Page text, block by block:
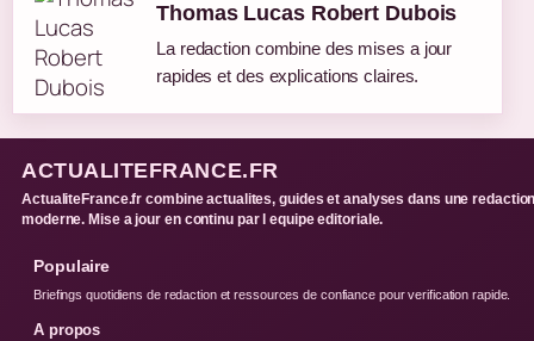
Thomas Lucas Robert Dubois
La redaction combine des mises a jour
rapides et des explications claires.
ACTUALITEFRANCE.FR
ActualiteFrance.fr combine actualites, guides et analyses dans une
moderne. Mise a jour en continu par l equipe editoriale.
Populaire
Briefings quotidiens de redaction et ressources de confiance pour verification rapide.
A propos